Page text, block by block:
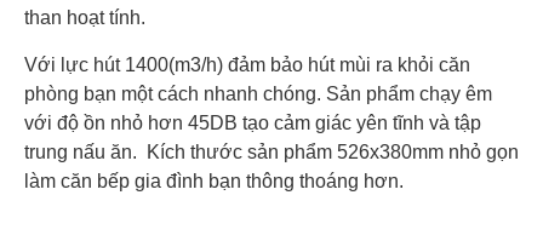
than hoạt tính.
Với lực hút 1400(m3/h) đảm bảo hút mùi ra khỏi căn
phòng bạn một cách nhanh chóng. Sản phẩm chạy êm
với độ ồn nhỏ hơn 45DB tạo cảm giác yên tĩnh và tập
trung nấu ăn. Kích thước sản phẩm 526x380mm nhỏ gọn
làm căn bếp gia đình bạn thông thoáng hơn.